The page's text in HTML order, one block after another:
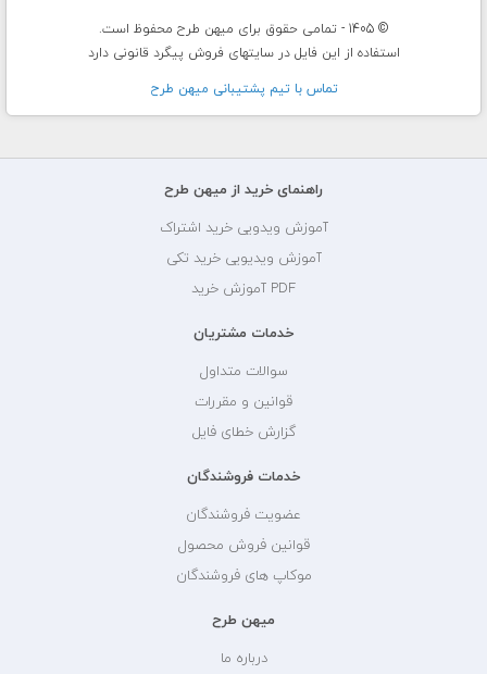
© 1405 - تمامی حقوق برای میهن طرح محفوظ است.
استفاده از این فایل در سایتهای فروش پیگرد قانونی دارد
تماس با تيم پشتيبانی ميهن طرح
راهنمای خرید از میهن طرح
آموزش ویدویی خرید اشتراک
آموزش ویدیویی خرید تکی
PDF آموزش خرید
خدمات مشتریان
سوالات متداول
قوانین و مقررات
گزارش خطای فایل
خدمات فروشندگان
عضویت فروشندگان
قوانین فروش محصول
موکاپ های فروشندگان
میهن طرح
درباره ما